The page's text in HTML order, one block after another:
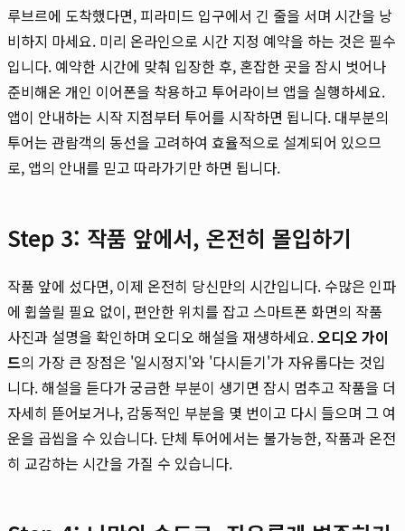
루브르에 도착했다면, 피라미드 입구에서 긴 줄을 서며 시간을 낭
비하지 마세요. 미리 온라인으로 시간 지정 예약을 하는 것은 필수
입니다. 예약한 시간에 맞춰 입장한 후, 혼잡한 곳을 잠시 벗어나
준비해온 개인 이어폰을 착용하고 투어라이브 앱을 실행하세요.
앱이 안내하는 시작 지점부터 투어를 시작하면 됩니다. 대부분의
투어는 관람객의 동선을 고려하여 효율적으로 설계되어 있으므
로, 앱의 안내를 믿고 따라가기만 하면 됩니다.
Step 3: 작품 앞에서, 온전히 몰입하기
작품 앞에 섰다면, 이제 온전히 당신만의 시간입니다. 수많은 인파
에 휩쓸릴 필요 없이, 편안한 위치를 잡고 스마트폰 화면의 작품
사진과 설명을 확인하며 오디오 해설을 재생하세요.오디오 가이
드의 가장 큰 장점은 '일시정지'와 '다시듣기'가 자유롭다는 것입
니다. 해설을 듣다가 궁금한 부분이 생기면 잠시 멈추고 작품을 더
자세히 뜯어보거나, 감동적인 부분을 몇 번이고 다시 들으며 그 여
운을 곱씹을 수 있습니다. 단체 투어에서는 불가능한, 작품과 온전
히 교감하는 시간을 가질 수 있습니다.